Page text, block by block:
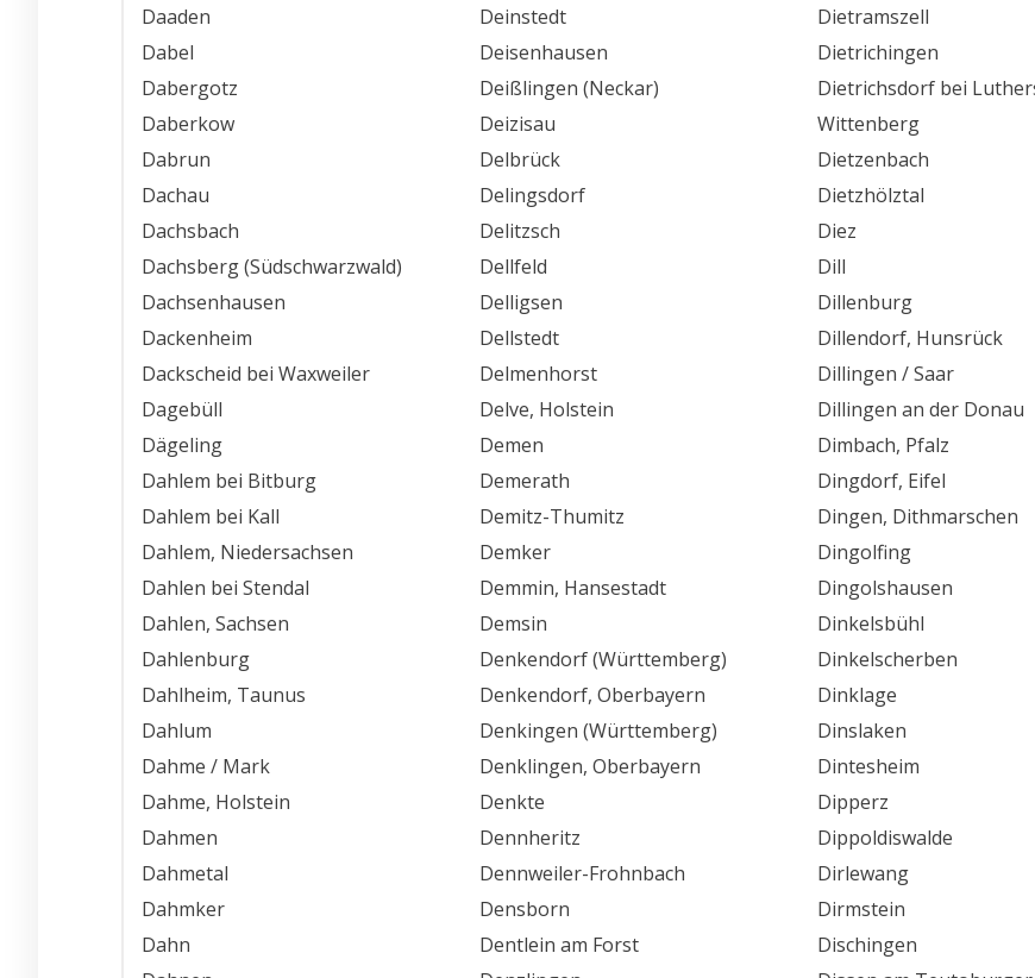
Daaden
Dabel
Dabergotz
Daberkow
Dabrun
Dachau
Dachsbach
Dachsberg (Südschwarzwald)
Dachsenhausen
Dackenheim
Dackscheid bei Waxweiler
Dagebüll
Dägeling
Dahlem bei Bitburg
Dahlem bei Kall
Dahlem, Niedersachsen
Dahlen bei Stendal
Dahlen, Sachsen
Dahlenburg
Dahlheim, Taunus
Dahlum
Dahme / Mark
Dahme, Holstein
Dahmen
Dahmetal
Dahmker
Dahn
Deinstedt
Deisenhausen
Deißlingen (Neckar)
Deizisau
Delbrück
Delingsdorf
Delitzsch
Dellfeld
Delligsen
Dellstedt
Delmenhorst
Delve, Holstein
Demen
Demerath
Demitz-Thumitz
Demker
Demmin, Hansestadt
Demsin
Denkendorf (Württemberg)
Denkendorf, Oberbayern
Denkingen (Württemberg)
Denklingen, Oberbayern
Denkte
Dennheritz
Dennweiler-Frohnbach
Densborn
Dentlein am Forst
Dietramszell
Dietrichingen
Dietrichsdorf bei
Wittenberg
Dietzenbach
Dietzhölztal
Diez
Dill
Dillenburg
Dillendorf, Hunsrück
Dillingen / Saar
Dillingen an der Donau
Dimbach, Pfalz
Dingdorf, Eifel
Dingen, Dithmarschen
Dingolfing
Dingolshausen
Dinkelsbühl
Dinkelscherben
Dinklage
Dinslaken
Dintesheim
Dipperz
Dippoldiswalde
Dirlewang
Dirmstein
Dischingen